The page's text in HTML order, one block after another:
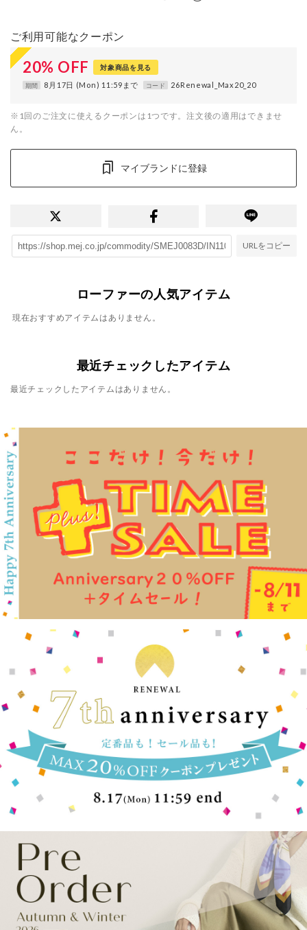
ご利用可能なクーポン
20% OFF 対象商品を見る
期間 8月17日 (Mon) 11:59まで コード 26Renewal_Max20_20
※1回のご注文に使えるクーポンは1つです。注文後の適用はできませ
ん。
マイブランドに登録
URLをコピー
ローファーの人気アイテム
現在おすすめアイテムはありません。
最近チェックしたアイテム
最近チェックしたアイテムはありません。